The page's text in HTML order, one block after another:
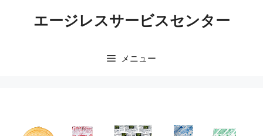
エージレスサービスセンター
メニュー